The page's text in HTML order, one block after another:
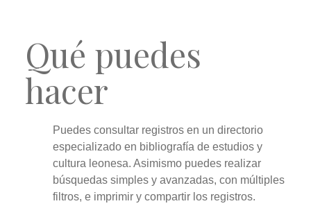
Qué puedes
hacer
Puedesconsultar registros en un directorio
especializado en bibliografía de estudios y
cultura leonesa. Asimismo puedes realizar
búsquedas simples y avanzadas, con múltiples
filtros, e imprimir y compartir los registros.